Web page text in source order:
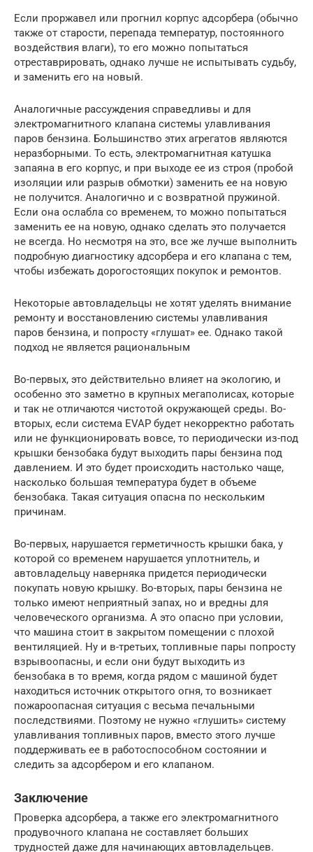
Если проржавел или прогнил корпус адсорбера (обычно
также от старости, перепада температур, постоянного
воздействия влаги), то его можно попытаться
отреставрировать, однако лучше не испытывать судьбу,
и заменить его на новый.
Аналогичные рассуждения справедливы и для
электромагнитного клапана системы улавливания
паров бензина. Большинство этих агрегатов являются
неразборными. То есть, электромагнитная катушка
запаяна в его корпус, и при выходе ее из строя (пробой
изоляции или разрыв обмотки) заменить ее на новую
не получится. Аналогично и с возвратной пружиной.
Если она ослабла со временем, то можно попытаться
заменить ее на новую, однако сделать это получается
не всегда. Но несмотря на это, все же лучше выполнить
подробную диагностику адсорбера и его клапана с тем,
чтобы избежать дорогостоящих покупок и ремонтов.
Некоторые автовладельцы не хотят уделять внимание
ремонту и восстановлению системы улавливания
паров бензина, и попросту «глушат» ее. Однако такой
подход не является рациональным
Во-первых, это действительно влияет на экологию, и
особенно это заметно в крупных мегаполисах, которые
и так не отличаются чистотой окружающей среды. Во-
вторых, если система EVAP будет некорректно работать
или не функционировать вовсе, то периодически из-под
крышки бензобака будут выходить пары бензина под
давлением. И это будет происходить настолько чаще,
насколько большая температура будет в объеме
бензобака. Такая ситуация опасна по нескольким
причинам.
Во-первых, нарушается герметичность крышки бака, у
которой со временем нарушается уплотнитель, и
автовладельцу наверняка придется периодически
покупать новую крышку. Во-вторых, пары бензина не
только имеют неприятный запах, но и вредны для
человеческого организма. А это опасно при условии,
что машина стоит в закрытом помещении с плохой
вентиляцией. Ну и в-третьих, топливные пары попросту
взрывоопасны, и если они будут выходить из
бензобака в то время, когда рядом с машиной будет
находиться источник открытого огня, то возникает
пожароопасная ситуация с весьма печальными
последствиями. Поэтому не нужно «глушить» систему
улавливания топливных паров, вместо этого лучше
поддерживать ее в работоспособном состоянии и
следить за адсорбером и его клапаном.
Заключение
Проверка адсорбера, а также его электромагнитного
продувочного клапана не составляет больших
трудностей даже для начинающих автовладельцев.